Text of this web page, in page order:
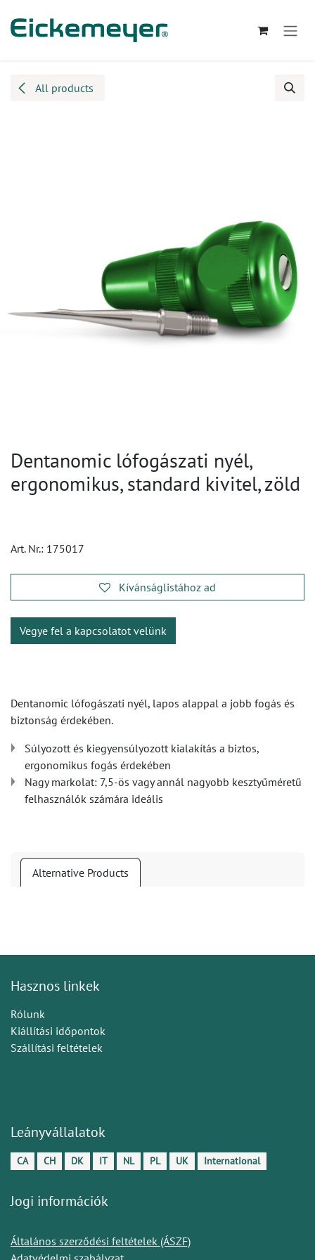
All products
Dentanomic lófogászati nyél,
ergonomikus, standard kivitel, zöld
Art. Nr.: 175017
Kívánságlistához ad
Vegye fel a kapcsolatot velünk
Dentanomic lófogászati nyél, lapos alappal a jobb fogás és
biztonság érdekében.
Súlyozott és kiegyensúlyozott kialakítás a biztos,
ergonomikus fogás érdekében
Nagy markolat: 7,5-ös vagy annál nagyobb kesztyűméretű
felhasználók számára ideális
Alternative Products
Hasznos linkek
Rólunk
Kiállítási időpontok
Szállítási feltételek
Leányvállalatok
CA CH DK IT NL PL UK International
Jogi információk
Általános szerződési feltételek (ÁSZF)